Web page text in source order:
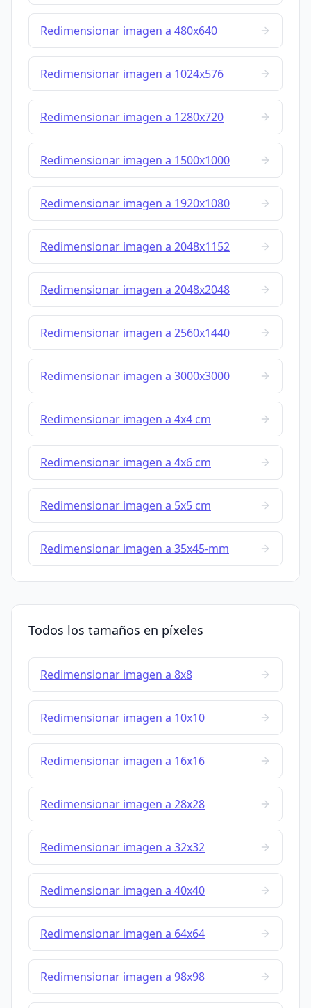
Redimensionar imagen a 480x640
Redimensionar imagen a 1024x576
Redimensionar imagen a 1280x720
Redimensionar imagen a 1500x1000
Redimensionar imagen a 1920x1080
Redimensionar imagen a 2048x1152
Redimensionar imagen a 2048x2048
Redimensionar imagen a 2560x1440
Redimensionar imagen a 3000x3000
Redimensionar imagen a 4x4 cm
Redimensionar imagen a 4x6 cm
Redimensionar imagen a 5x5 cm
Redimensionar imagen a 35x45-mm
Todos los tamaños en píxeles
Redimensionar imagen a 8x8
Redimensionar imagen a 10x10
Redimensionar imagen a 16x16
Redimensionar imagen a 28x28
Redimensionar imagen a 32x32
Redimensionar imagen a 40x40
Redimensionar imagen a 64x64
Redimensionar imagen a 98x98